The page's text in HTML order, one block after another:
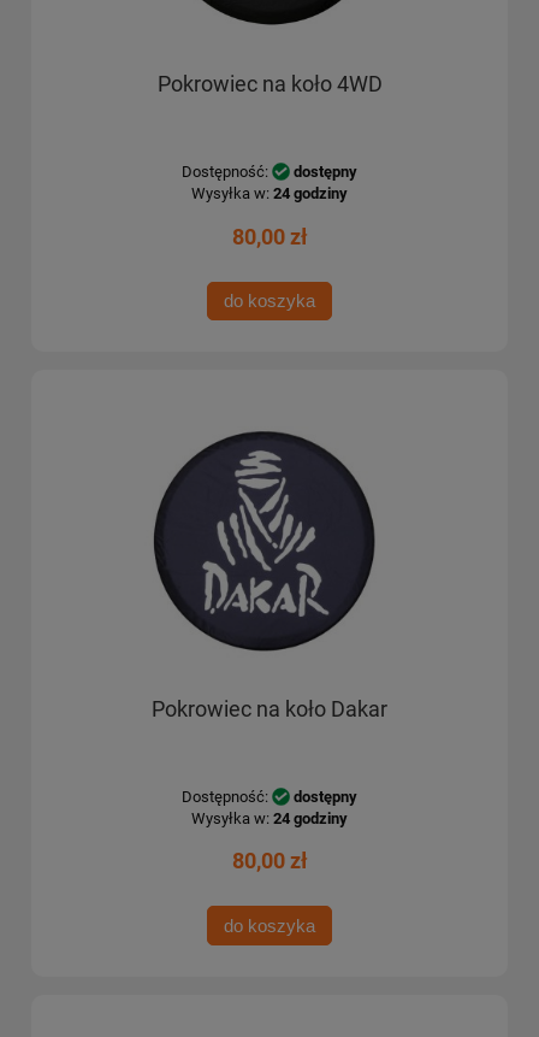
Pokrowiec na koło 4WD
Dostępność:
dostępny
Wysyłka w: 24 godziny
80,00 zł
do koszyka
Pokrowiec na koło Dakar
Dostępność:
dostępny
Wysyłka w: 24 godziny
80,00 zł
do koszyka